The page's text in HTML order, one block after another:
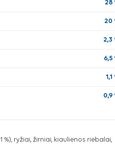
28
20
2,3
6,5
1,1
0,9
ryžiai, žirniai, kiaulienos riebalai,